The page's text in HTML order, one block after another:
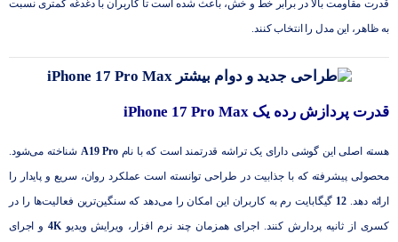
قدرت مقاومت بالا در برابر خط و خش، باعث شده است تا کاربران با دغدغه کمتری نسبت
به ظاهر، این مدل را انتخاب کنند.
قدرت پردازش رده یک iPhone 17 Pro Max
هسته اصلی این گوشی دارای یک تراشه قدرتمند است که با نامA19 Pro شناخته می‌شود.
محصولی پیشرفته که با جذابیت در طراحی توانسته است عملکرد روان، سریع و پایدار را
ارائه دهد. 12 گیگابایت رم به کاربران این امکان را می‌دهد که سنگین‌ترین فعالیت‌ها را در
کسری از ثانیه پردارش کنند. اجرای همزمان چند نرم افزار، ویرایش ویدیو4Kو اجرای